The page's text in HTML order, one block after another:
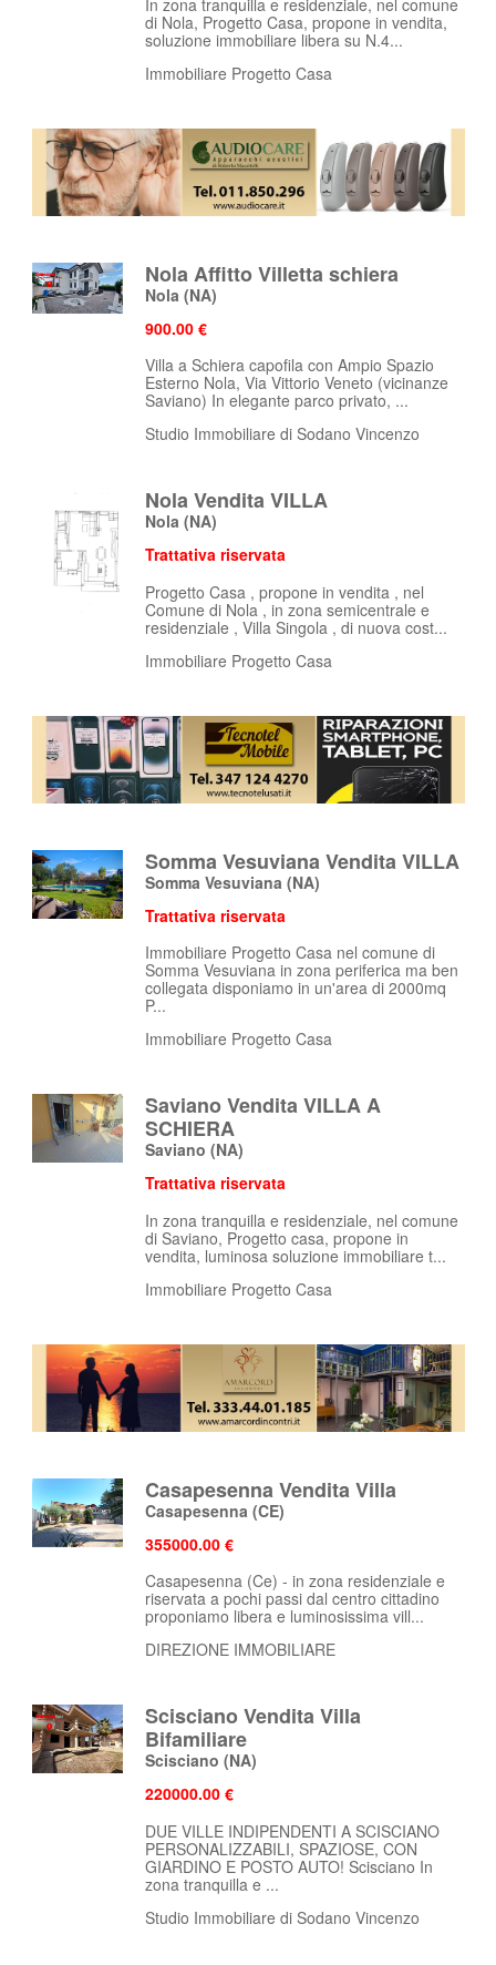
di Nola, Progetto Casa, propone in vendita,
soluzione immobiliare libera su N.4...
Immobiliare Progetto Casa
Nola Affitto Villetta schiera
Nola (NA)
900.00 €
Villa a Schiera capofila con Ampio Spazio
Esterno Nola, Via Vittorio Veneto (vicinanze
Saviano) In elegante parco privato, ...
Studio Immobiliare di Sodano Vincenzo
Nola Vendita VILLA
Nola (NA)
Trattativa riservata
Progetto Casa , propone in vendita , nel
Comune di Nola , in zona semicentrale e
residenziale , Villa Singola , di nuova cost...
Immobiliare Progetto Casa
Somma Vesuviana Vendita VILLA
Somma Vesuviana (NA)
Trattativa riservata
Immobiliare Progetto Casa nel comune di
Somma Vesuviana in zona periferica ma ben
collegata disponiamo in un'area di 2000mq
P...
Immobiliare Progetto Casa
Saviano Vendita VILLA A
SCHIERA
Saviano (NA)
Trattativa riservata
In zona tranquilla e residenziale, nel comune
di Saviano, Progetto casa, propone in
vendita, luminosa soluzione immobiliare t...
Immobiliare Progetto Casa
Casapesenna Vendita Villa
Casapesenna (CE)
355000.00 €
Casapesenna (Ce) - in zona residenziale e
riservata a pochi passi dal centro cittadino
proponiamo libera e luminosissima vill...
DIREZIONE IMMOBILIARE
Scisciano Vendita Villa
Bifamiliare
Scisciano (NA)
220000.00 €
DUE VILLE INDIPENDENTI A SCISCIANO
PERSONALIZZABILI, SPAZIOSE, CON
GIARDINO E POSTO AUTO! Scisciano In
zona tranquilla e ...
Studio Immobiliare di Sodano Vincenzo